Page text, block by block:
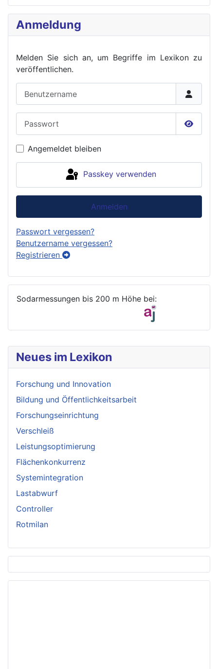
Neues im Lexikon
Forschung und Innovation
Bildung und Öffentlichkeitsarbeit
Forschungseinrichtung
Verschleiß
Leistungsoptimierung
Flächenkonkurrenz
Systemintegration
Lastabwurf
Controller
Rotmilan
Anmeldung
Melden Sie sich an, um Begriffe im Lexikon zu
veröffentlichen.
Angemeldet bleiben
Passkey verwenden
Anmelden
Passwort vergessen?
Benutzername vergessen?
Registrieren
Sodarmessungen bis 200 m Höhe bei: